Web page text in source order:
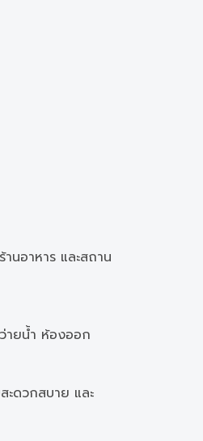
นอาหาร และสถาน
ายน้ำ ห้องออก
ะดวกสบาย และ